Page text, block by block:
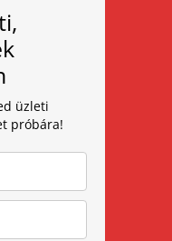
üzleti
próbára!